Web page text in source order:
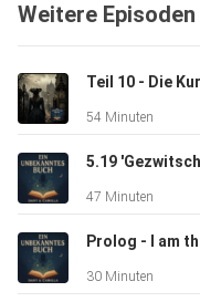
Und hier zu Instagram
https://
Wir freuen uns auf Euch!
Hosted on Acast. See
Weitere Episoden
Teil 10 - Die
54 Minuten
47 Minuten
Prolog - I am
30 Minuten